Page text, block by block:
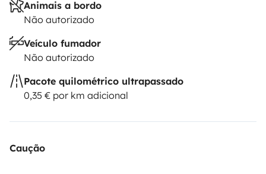
Animais a bordo
Não autorizado
Veículo fumador
Não autorizado
Pacote quilométrico ultrapassado
0,35 € por km adicional
Caução